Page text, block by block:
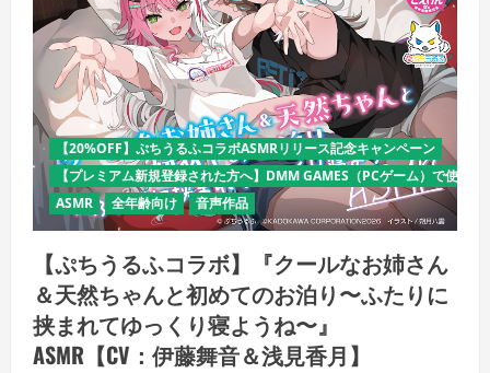
【20%OFF】ぷちうるふコラボASMRリリース記念キャンペーン
【プレミアム新規登録された方へ】DMM GAMES（PCゲーム）で使え
ASMR
全年齢向け 音声作品
【ぷちうるふコラボ】『クールなお姉さん
＆天然ちゃんと初めてのお泊り〜ふたりに
挟まれてゆっくり寝ようね〜』
ASMR【CV：伊藤舞音＆浅見香月】